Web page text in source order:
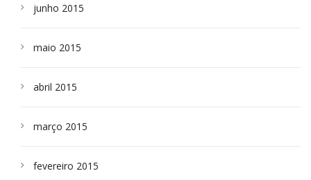
junho 2015
maio 2015
abril 2015
março 2015
fevereiro 2015